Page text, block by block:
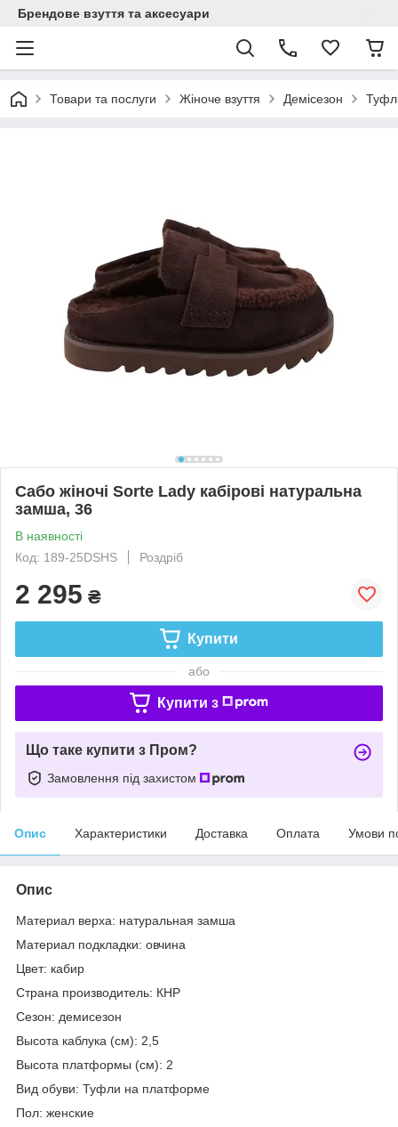
Брендове взуття та аксесуари
Товари та послуги Жіноче взуття Демісезон
Сабо жіночі Sorte Lady кабірові натуральна
замша, 36
В наявності
Код: 189-25DSHS
Роздріб
2 295 ₴
Купити
або
Купити з
Що таке купити з Пром?
Замовлення під захистом
Опис Характеристики Доставка Оплата Умови
Опис
Материал верха: натуральная замша
Материал подкладки: овчина
Цвет: кабир
Страна производитель: КНР
Сезон: демисезон
Высота каблука (см): 2,5
Высота платформы (см): 2
Вид обуви: Туфли на платформе
Пол: женские